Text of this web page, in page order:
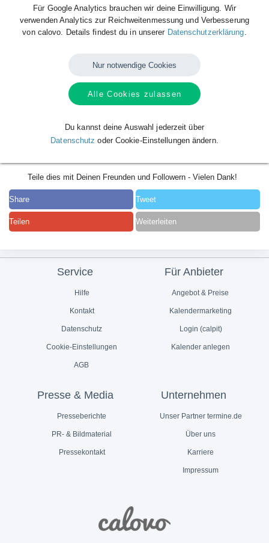
Teile dies mit Deinen Freunden und Followern - Vielen Dank!
Share Tweet
Teilen Weiterleiten
Service
Hilfe
Kontakt
Datenschutz
Cookie-Einstellungen
AGB
Für Anbieter
Angebot & Preise
Kalendermarketing
Login (calpit)
Kalender anlegen
Presse & Media
Presseberichte
PR- & Bildmaterial
Pressekontakt
Unternehmen
Unser Partner termine.de
Über uns
Karriere
Impressum
Für Google Analytics brauchen wir deine Einwilligung. Wir
verwenden Analytics zur Reichweitenmessung und Verbesserung
von calovo. Details findest du in unserer Datenschutzerklärung
Nur notwendige Cookies
Alle Cookies zulassen
Du kannst deine Auswahl jederzeit über
Datenschutz oder Cookie-Einstellungen ändern.